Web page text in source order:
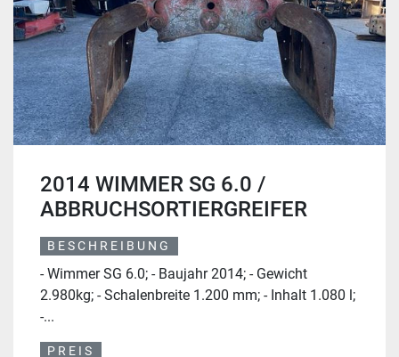
2014 WIMMER SG 6.0 /
ABBRUCHSORTIERGREIFER
BESCHREIBUNG
- Wimmer SG 6.0; - Baujahr 2014; - Gewicht
2.980kg; - Schalenbreite 1.200 mm; - Inhalt 1.080 l;
-...
PREIS